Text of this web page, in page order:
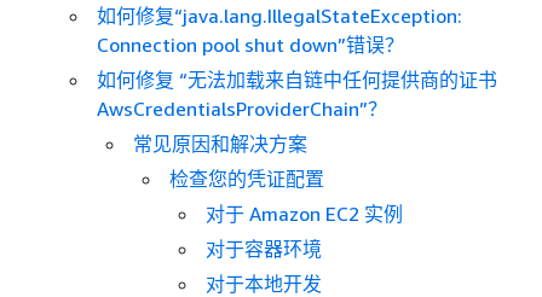
如何修复“java.lang.IllegalStateException:
Connection pool shut down”错误？
如何修复 “无法加载来自链中任何提供商的证书
AwsCredentialsProviderChain”？
常见原因和解决方案
检查您的凭证配置
对于 Amazon EC2 实例
对于容器环境
对于本地开发